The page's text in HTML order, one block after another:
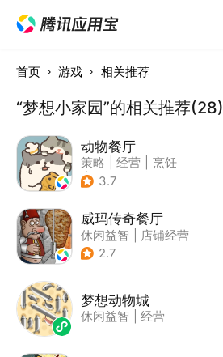
首页 游戏 相关推荐
“梦想小家园”的相关推荐(28)
动物餐厅
策略 经营
烹饪
| 宠物
3.7
威玛传奇餐厅
休闲益智
店铺经营
| 美食
2.7
梦想动物城
休闲益智 经营